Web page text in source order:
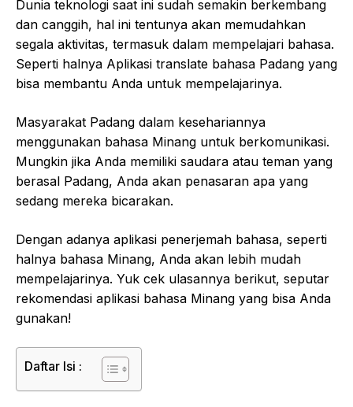
Dunia teknologi saat ini sudah semakin berkembang
dan canggih, hal ini tentunya akan memudahkan
segala aktivitas, termasuk dalam mempelajari bahasa.
Seperti halnya Aplikasi translate bahasa Padang yang
bisa membantu Anda untuk mempelajarinya.
Masyarakat Padang dalam kesehariannya
menggunakan bahasa Minang untuk berkomunikasi.
Mungkin jika Anda memiliki saudara atau teman yang
berasal Padang, Anda akan penasaran apa yang
sedang mereka bicarakan.
Dengan adanya aplikasi penerjemah bahasa, seperti
halnya bahasa Minang, Anda akan lebih mudah
mempelajarinya. Yuk cek ulasannya berikut, seputar
rekomendasi aplikasi bahasa Minang yang bisa Anda
gunakan!
Daftar Isi :